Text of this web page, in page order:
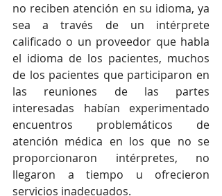
no reciben atención en su idioma, ya
sea a través de un intérprete
calificado o un proveedor que habla
el idioma de los pacientes, muchos
de los pacientes que participaron en
las reuniones de las partes
interesadas habían experimentado
encuentros problemáticos de
atención médica en los que no se
proporcionaron intérpretes, no
llegaron a tiempo u ofrecieron
servicios inadecuados.